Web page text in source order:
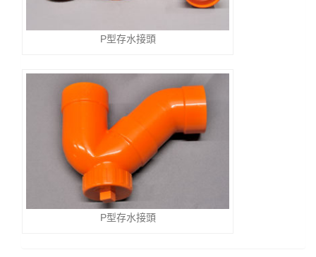
P型存水接頭
P型存水接頭